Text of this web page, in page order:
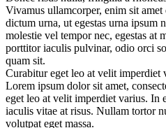
Vivamus ullamcorper, enim sit
dictum urna, ut egestas urna ipsum
molestie vel tempor nec, egestas at
porttitor iaculis pulvinar, odio orci
quam sit.
Curabitur eget leo at velit imperdiet
Lorem ipsum dolor sit amet,
eget leo at velit imperdiet varius. In
iaculis vitae at risus. Nullam tortor
volutpat eget massa.